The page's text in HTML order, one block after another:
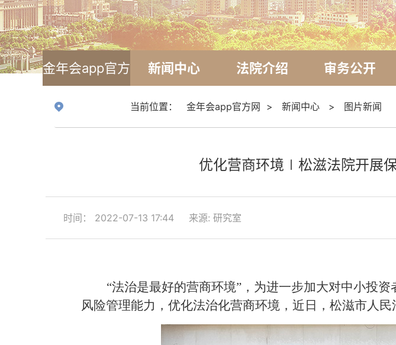
金年会app官方 新闻中心 法院介绍 审务公开
当前位置： 金年会app官方网 > 新闻中心 > 图片新闻
优化营商环境∣松滋法院开展
时间： 2022-07-13 17:44 来源: 研究室
“法治是最好的营商环境”，为进一步加大对中小投
风险管理能力，优化法治化营商环境，近日，松滋市人